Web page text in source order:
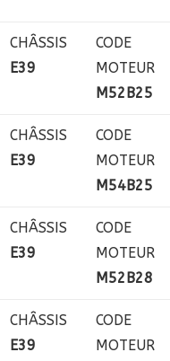
CHÂSSIS
E39
CODE
MOTEUR
M52B25
CHÂSSIS
E39
CODE
MOTEUR
M54B25
CHÂSSIS
E39
CODE
MOTEUR
M52B28
CHÂSSIS
E39
CODE
MOTEUR